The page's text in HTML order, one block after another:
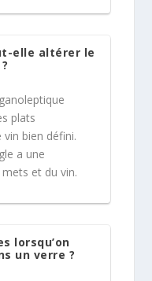
elle altérer le
plats
bien défini.
a une
et du vin.
lorsqu’on
un verre ?